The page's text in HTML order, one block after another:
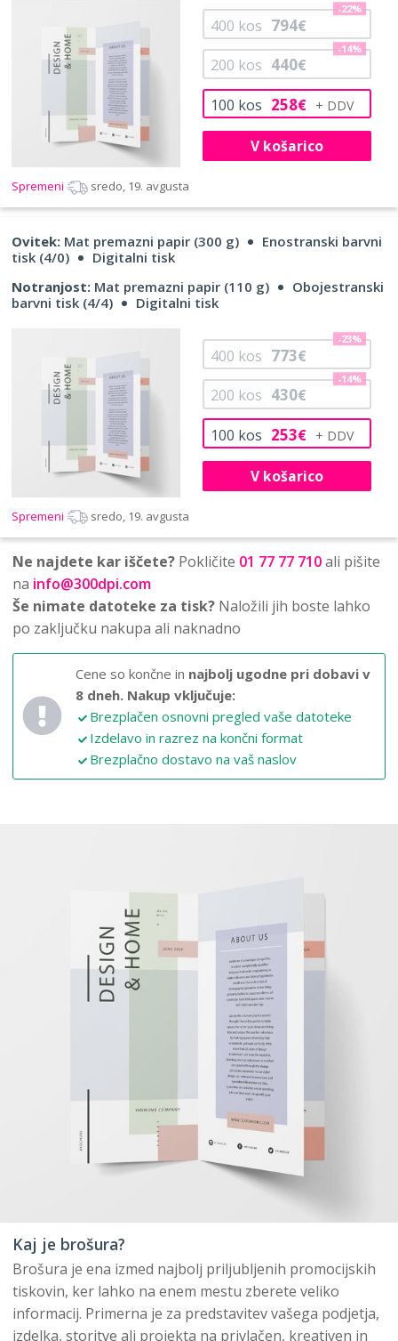
100 kos 258€
200 kos 440€
-14%
400 kos 794€
-22%
V košarico
Spremeni sredo, 19. avgusta
Ovitek: Mat premazni papir (300 g)
Enostranski barvni
tisk (4/0)
Digitalni tisk
Notranjost: Mat premazni papir (110 g)
Obojestranski
barvni tisk (4/4)
Digitalni tisk
100 kos 253€
200 kos 430€
-14%
400 kos 773€
-23%
V košarico
Spremeni sredo, 19. avgusta
Ne najdete kar iščete? Pokličite 01 77 77 710ali pišite
na info@300dpi.com
Še nimate datoteke za tisk? Naložili jih boste lahko
po zaključku nakupa ali naknadno
Cene so končne in najbolj ugodne pri dobavi v
8 dneh. Nakup vključuje:
Brezplačen osnovni pregled vaše datoteke
Izdelavo in razrez na končni format
Brezplačno dostavo na vaš naslov
Kaj je brošura?
Brošura je ena izmed najbolj priljubljenih promocijskih
tiskovin, ker lahko na enem mestu zberete veliko
informacij. Primerna je za predstavitev vašega podjetja,
izdelka, storitve ali projekta na privlačen, kreativen in